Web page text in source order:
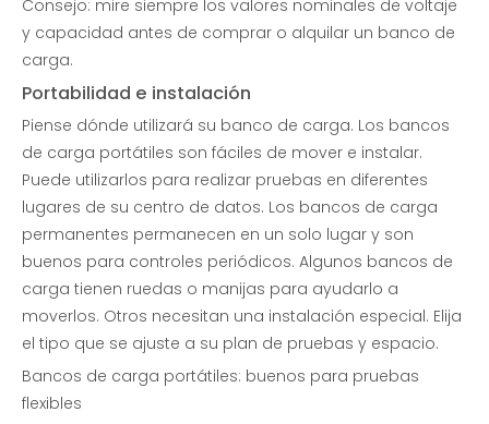
Consejo: mire siempre los valores nominales de voltaje
y capacidad antes de comprar o alquilar un banco de
carga.
Portabilidad e instalación
Piense dónde utilizará su banco de carga. Los bancos
de carga portátiles son fáciles de mover e instalar.
Puede utilizarlos para realizar pruebas en diferentes
lugares de su centro de datos. Los bancos de carga
permanentes permanecen en un solo lugar y son
buenos para controles periódicos. Algunos bancos de
carga tienen ruedas o manijas para ayudarlo a
moverlos. Otros necesitan una instalación especial. Elija
el tipo que se ajuste a su plan de pruebas y espacio.
Bancos de carga portátiles: buenos para pruebas
flexibles